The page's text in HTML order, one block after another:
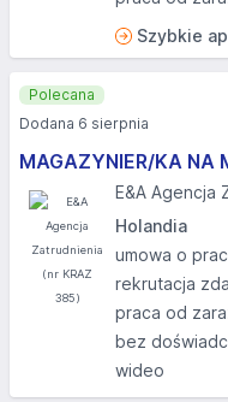
Szybkie
MAGAZYNIER/KA NA
E&A Agencja
Holandia
umowa o
rekrutacja
praca od
bez
wideo
Polecana
Dodana 6 sierpnia